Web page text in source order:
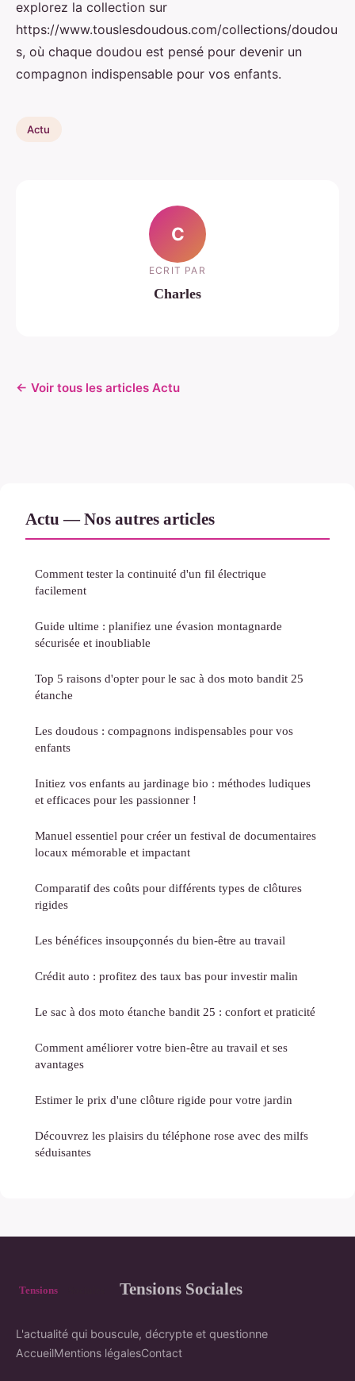
explorez la collection sur
https://www.touslesdoudous.com/collections/doudou
s, où chaque doudou est pensé pour devenir un
compagnon indispensable pour vos enfants.
Actu
C
ECRIT PAR
Charles
← Voir tous les articles Actu
Actu — Nos autres articles
Comment tester la continuité d'un fil électrique
facilement
Guide ultime : planifiez une évasion montagnarde
sécurisée et inoubliable
Top 5 raisons d'opter pour le sac à dos moto bandit 25
étanche
Les doudous : compagnons indispensables pour vos
enfants
Initiez vos enfants au jardinage bio : méthodes ludiques
et efficaces pour les passionner !
Manuel essentiel pour créer un festival de documentaires
locaux mémorable et impactant
Comparatif des coûts pour différents types de clôtures
rigides
Les bénéfices insoupçonnés du bien-être au travail
Crédit auto : profitez des taux bas pour investir malin
Le sac à dos moto étanche bandit 25 : confort et praticité
Comment améliorer votre bien-être au travail et ses
avantages
Estimer le prix d'une clôture rigide pour votre jardin
Découvrez les plaisirs du téléphone rose avec des milfs
séduisantes
Tensions Sociales
L'actualité qui bouscule, décrypte et questionne
AccueilMentions légalesContact